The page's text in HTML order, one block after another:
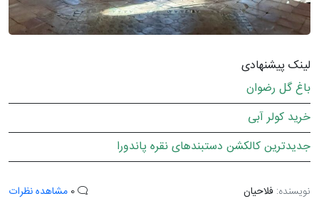
لینک پیشنهادی
باغ گل رضوان
خرید کولر آبی
جدیدترین کالکشن دستبندهای نقره پاندورا
نویسنده: فلاحیان مشاهده نظرات